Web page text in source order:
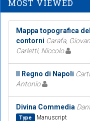
MOST VIEWED
Mappa topografica
contorni Carafa,
Carletti, Niccolo
Il Regno di Napoli
Antonio
Divina Commedia
Type Manuscript